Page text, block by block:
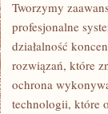
Tworzymy
profesjonalne
działalność
rozwiązań, które
ochrona
technologii, które